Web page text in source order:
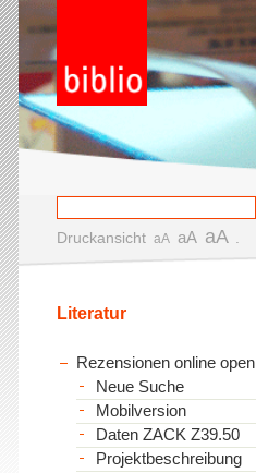
Druckansicht aA aA aA
Literatur
Rezensionen online open
Neue Suche
Mobilversion
Daten ZACK Z39.50
Projektbeschreibung